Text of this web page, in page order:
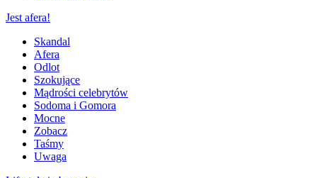
Jest afera!
Skandal
Afera
Odlot
Szokujące
Mądrości celebrytów
Sodoma i Gomora
Mocne
Zobacz
Taśmy
Uwaga